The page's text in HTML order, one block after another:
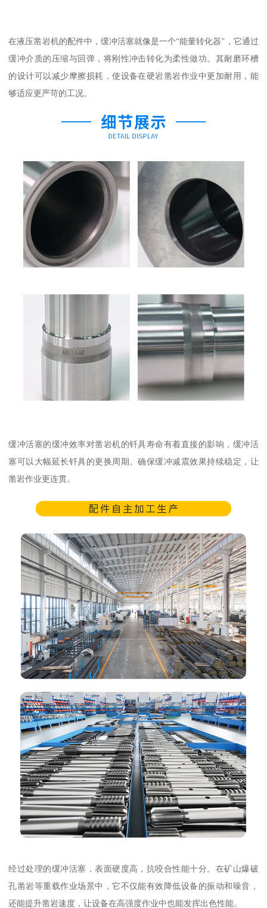
在液压凿岩机的配件中，缓冲活塞就像是一个“能量转化器”，它通过
缓冲介质的压缩与回弹，将刚性冲击转化为柔性做功。其耐磨环槽
的设计可以减少摩擦损耗，使设备在硬岩凿岩作业中更加耐用，能
够适应更严苛的工况。
缓冲活塞的缓冲效率对凿岩机的钎具寿命有着直接的影响，缓冲活
塞可以大幅延长钎具的更换周期。确保缓冲减震效果持续稳定，让
凿岩作业更连贯。
经过处理的缓冲活塞，表面硬度高，抗咬合性能十分。在矿山爆破
孔凿岩等重载作业场景中，它不仅能有效降低设备的振动和噪音，
还能提升凿岩速度，让设备在高强度作业中也能发挥出色性能。